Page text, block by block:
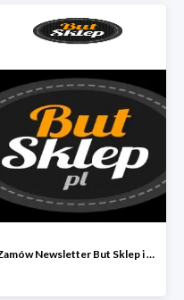
Zamów Newsletter But Sklep i odbierz 33 zł